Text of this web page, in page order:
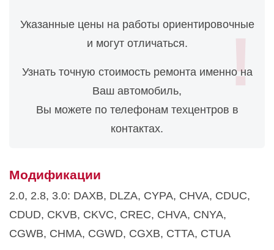
Указанные цены на работы ориентировочные
и могут отличаться.
Узнать точную стоимость ремонта именно на
Ваш автомобиль,
Вы можете по телефонам техцентров в
контактах.
Модификации
2.0, 2.8, 3.0: DAXB, DLZA, CYPA, CHVA, CDUC,
CDUD, CKVB, CKVC, CREC, CHVA, CNYA,
CGWB, CHMA, CGWD, CGXB, CTTA, CTUA